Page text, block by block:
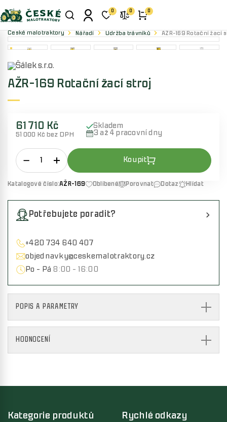
0 0 0
České malotraktory Nářadí Údržba trávníků AŽR-169 Rotační žací
AŽR-169 Rotační žací stroj
61 710 Kč
51 000 Kč bez DPH
Skladem
3 až 4 pracovní dny
Katalogové číslo:AŽR-169 Oblíbené Porovnat Dotaz Hlídat
Potřebujete poradit?
+420 734 640 407
objednavky@ceskemalotraktory.cz
Po - Pá 8:00 - 16:00
POPIS A PARAMETRY
HODNOCENÍ
Kategorie produktů Rychlé odkazy